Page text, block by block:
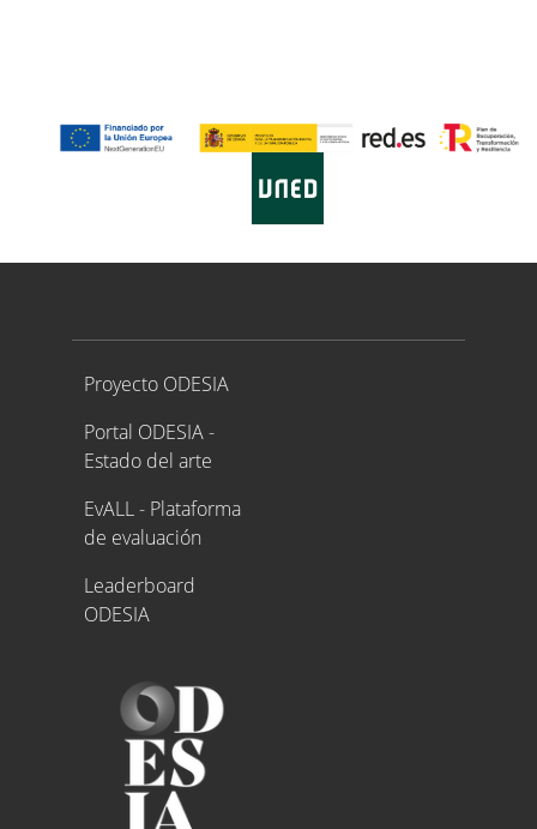
Proyecto ODESIA
Proyecto ODESIA
Portal ODESIA -
Estado del arte
EvALL - Plataforma
de evaluación
Leaderboard
ODESIA